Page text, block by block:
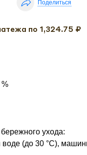
Поделиться
по 1,324.75 ₽
%
ухода:
воде (до 30 °С),